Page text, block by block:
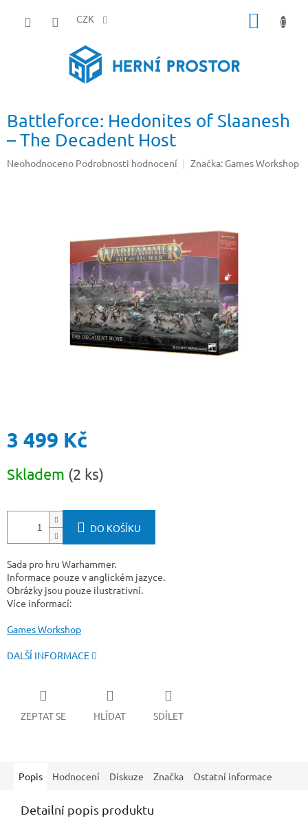
CZK
Battleforce: Hedonites of Slaanesh
– The Decadent Host
Průměrné
Neohodnoceno Podrobnosti hodnocení Značka: Games Workshop
3 499 Kč
cena:
Skladem (2 ks)
DO KOŠÍKU
Sada pro hru Warhammer.
Informace pouze v anglickém jazyce.
Obrázky jsou pouze ilustrativní.
Více informací:
Games Workshop
DALŠÍ INFORMACE
ZEPTAT SE HLÍDAT SDÍLET
Popis Hodnocení Diskuze Značka Ostatní informace
Detailní popis produktu